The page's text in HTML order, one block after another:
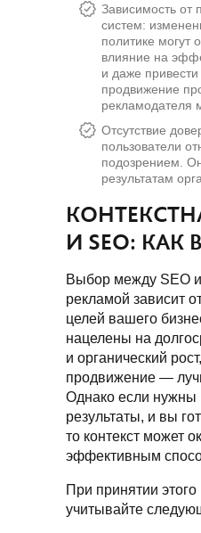
Зависимость от
систем:
политике могут
влияние на
и даже привести
продвижение
рекламодателя
Отсутствие
пользователи
подозрением.
результатам
И SEO: КАК
Выбор между SEO и
рекламой зависит
целей вашего
нацелены на
и органический
продвижение —
Однако если
результаты, и вы
то контекст может
эффективным
При принятии
учитывайте